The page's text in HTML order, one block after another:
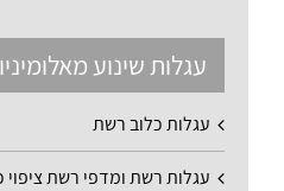
עגלות שינוע
עגלות כלוב רשת
עגלות רשת ומדפי רשת ציפוי